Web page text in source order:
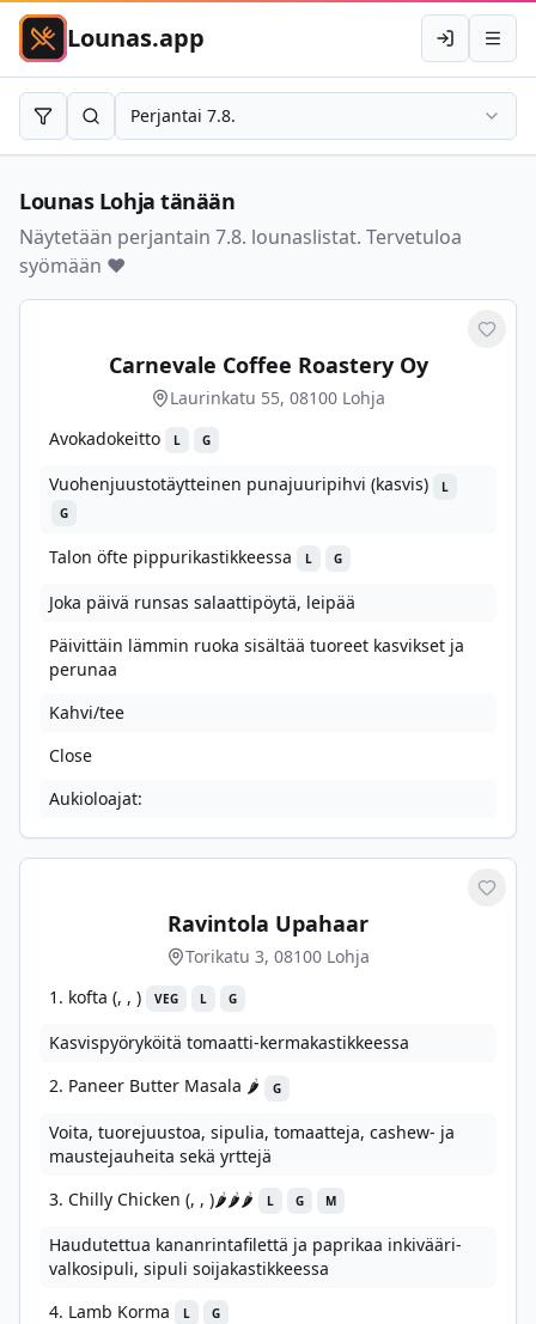
Lounas.app KirjauduAvaa
RajaaHae Perjantai 7.8.
Lounas Lohja tänään
Näytetään perjantain 7.8. lounaslistat. Tervetuloa
syömään ❤️
Carnevale Coffee Roastery Oy
Laurinkatu 55, 08100 Lohja
Avokadokeitto
L G
Vuohenjuustotäytteinen punajuuripihvi (kasvis)
L
G
Talon öfte pippurikastikkeessa L G
Joka päivä runsas salaattipöytä, leipää
Päivittäin lämmin ruoka sisältää tuoreet kasvikset ja
perunaa
Kahvi/tee
Close
Aukioloajat:
Ravintola Upahaar
Torikatu 3, 08100 Lohja
1. kofta (, , )
VEG L G
Kasvispyöryköitä tomaatti-kermakastikkeessa
2. Paneer Butter Masala 🌶️
G
Voita, tuorejuustoa, sipulia, tomaatteja, cashew- ja
maustejauheita sekä yrttejä
3. Chilly Chicken (, , )🌶️🌶️🌶️
L G M
Haudutettua kananrintafilettä ja paprikaa inkivääri-
valkosipuli, sipuli soijakastikkeessa
4. Lamb Korma
L G